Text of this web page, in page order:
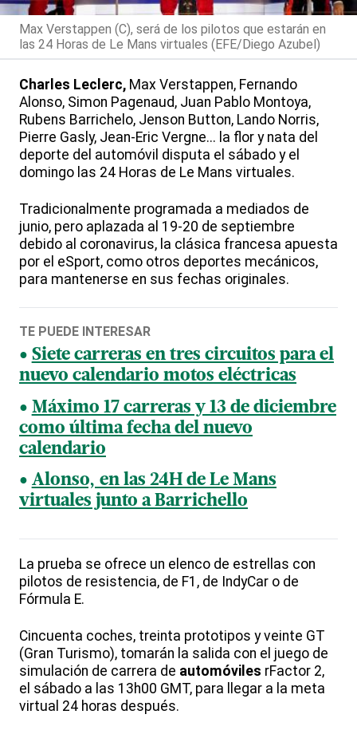
Max Verstappen (C), será de los pilotos que estarán en
las 24 Horas de Le Mans virtuales (EFE/Diego Azubel)
Charles Leclerc, Max Verstappen, Fernando
Alonso, Simon Pagenaud, Juan Pablo Montoya,
Rubens Barrichelo, Jenson Button, Lando Norris,
Pierre Gasly, Jean-Eric Vergne... la flor y nata del
deporte del automóvil disputa el sábado y el
domingo las 24 Horas de Le Mans virtuales.
Tradicionalmente programada a mediados de
junio, pero aplazada al 19-20 de septiembre
debido al coronavirus, la clásica francesa apuesta
por el eSport, como otros deportes mecánicos,
para mantenerse en sus fechas originales.
TE PUEDE INTERESAR
Siete carreras en tres circuitos para el
nuevo calendario motos eléctricas
Máximo 17 carreras y 13 de diciembre
como última fecha del nuevo
calendario
Alonso, en las 24H de Le Mans
virtuales junto a Barrichello
La prueba se ofrece un elenco de estrellas con
pilotos de resistencia, de F1, de IndyCar o de
Fórmula E.
Cincuenta coches, treinta prototipos y veinte GT
(Gran Turismo), tomarán la salida con el juego de
simulación de carrera de automóviles rFactor 2,
el sábado a las 13h00 GMT, para llegar a la meta
virtual 24 horas después.